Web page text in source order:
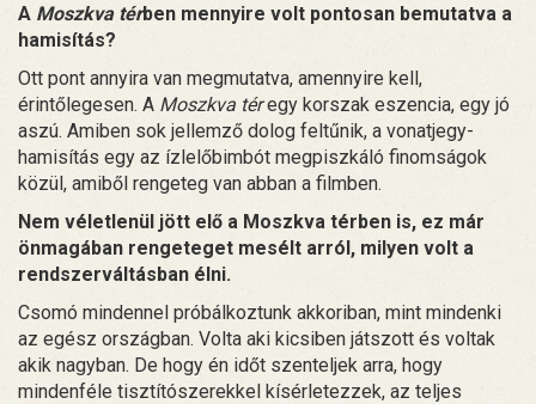
A Moszkva térben mennyire volt pontosan bemutatva a
hamisítás?
Ott pont annyira van megmutatva, amennyire kell,
érintőlegesen. A Moszkva téregy korszak eszencia, egy jó
aszú. Amiben sok jellemző dolog feltűnik, a vonatjegy-
hamisítás egy az ízlelőbimbót megpiszkáló finomságok
közül, amiből rengeteg van abban a filmben.
Nem véletlenül jött elő a Moszkva térben is, ez már
önmagában rengeteget mesélt arról, milyen volt a
rendszerváltásban élni.
Csomó mindennel próbálkoztunk akkoriban, mint mindenki
az egész országban. Volta aki kicsiben játszott és voltak
akik nagyban. De hogy én időt szenteljek arra, hogy
mindenféle tisztítószerekkel kísérletezzek, az teljes